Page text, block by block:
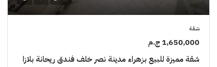
شقة
1,650,000 ج.م
شقة مميزة للبيع بزهراء مدينة نصر خلف فندق ريحانة بلازا